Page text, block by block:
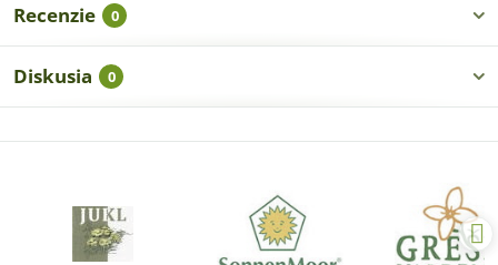
Recenzie 0
Diskusia 0